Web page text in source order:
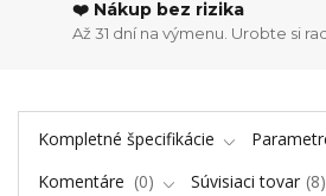
❤️ Nákup bez rizika
Až 31 dní na výmenu. Urobte si
Kompletné špecifikácie
Komentáre
0 Súvisiaci tovar 8